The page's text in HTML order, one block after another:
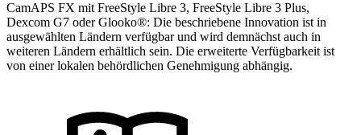
CamAPS FX mit FreeStyle Libre 3, FreeStyle Libre 3 Plus,
Dexcom G7 oder Glooko®: Die beschriebene Innovation ist in
ausgewählten Ländern verfügbar und wird demnächst auch in
weiteren Ländern erhältlich sein. Die erweiterte Verfügbarkeit ist
von einer lokalen behördlichen Genehmigung abhängig.